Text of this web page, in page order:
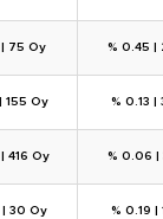
75 Oy % 0.45
155 Oy % 0.13
416 Oy % 0.06
30 Oy % 0.19